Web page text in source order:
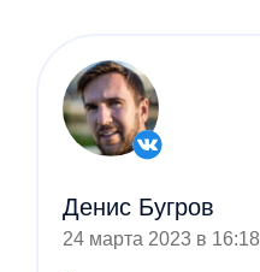
Денис Бугров
24 марта 2023 в 16:18